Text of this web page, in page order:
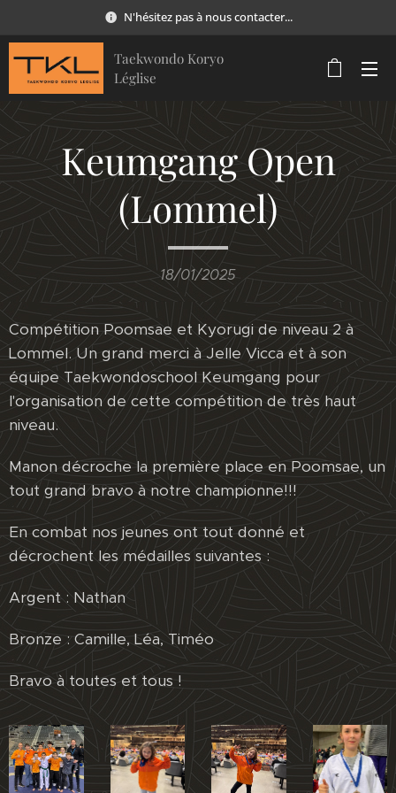
N'hésitez pas à nous contacter...
Taekwondo Koryo
Léglise
Keumgang Open
(Lommel)
18/01/2025
Compétition Poomsae et Kyorugi de niveau 2 à
Lommel. Un grand merci à Jelle Vicca et à son
équipe Taekwondoschool Keumgang pour
l'organisation de cette compétition de très haut
niveau.
Manon décroche la première place en Poomsae, un
tout grand bravo à notre championne!!!
En combat nos jeunes ont tout donné et
décrochent les médailles suivantes :
Argent : Nathan
Bronze : Camille, Léa, Timéo
Bravo à toutes et tous !